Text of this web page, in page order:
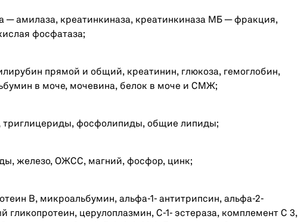
— амилаза, креатинкиназа, креатинкиназа МБ — фракция,
фосфатаза;
прямой и общий, креатинин, глюкоза, гемоглобин,
в моче, мочевина, белок в моче и СМЖ;
триглицериды, фосфолипиды, общие липиды;
железо, ОЖСС, магний, фосфор, цинк;
B, микроальбумин, альфа-1- антитрипсин, альфа-2-
гликопротеин, церулоплазмин, С-1- эстераза, комплемент С 3,